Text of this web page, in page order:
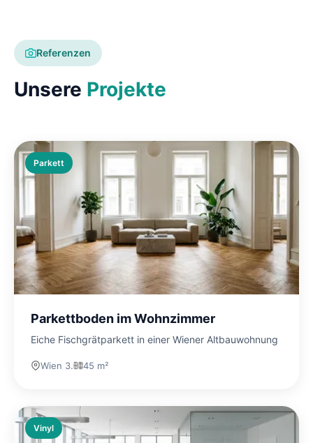
Referenzen
Unsere Projekte
Parkett
Parkettboden im Wohnzimmer
Eiche Fischgrätparkett in einer Wiener Altbauwohnung
Wien 3. 45 m²
Vinyl